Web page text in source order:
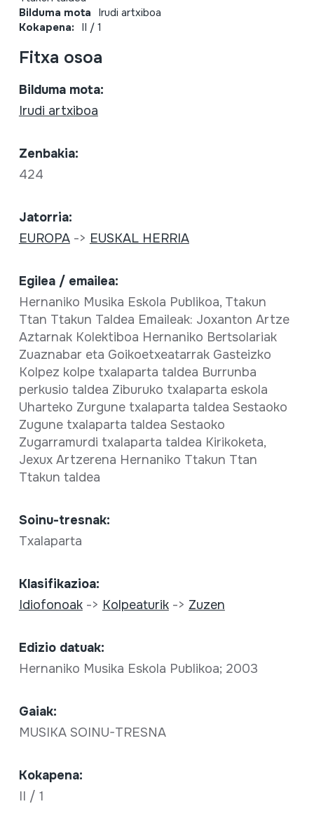
Bilduma mota Irudi artxiboa
Kokapena: II / 1
Fitxa osoa
Bilduma mota:
Irudi artxiboa
Zenbakia:
424
Jatorria:
EUROPA-> EUSKAL HERRIA
Egilea / emailea:
Hernaniko Musika Eskola Publikoa, Ttakun
Ttan Ttakun Taldea Emaileak: Joxanton Artze
Aztarnak Kolektiboa Hernaniko Bertsolariak
Zuaznabar eta Goikoetxeatarrak Gasteizko
Kolpez kolpe txalaparta taldea Burrunba
perkusio taldea Ziburuko txalaparta eskola
Uharteko Zurgune txalaparta taldea Sestaoko
Zugune txalaparta taldea Sestaoko
Zugarramurdi txalaparta taldea Kirikoketa,
Jexux Artzerena Hernaniko Ttakun Ttan
Ttakun taldea
Soinu-tresnak:
Txalaparta
Klasifikazioa:
Idiofonoak-> Kolpeaturik-> Zuzen
Edizio datuak:
Hernaniko Musika Eskola Publikoa; 2003
Gaiak:
MUSIKA SOINU-TRESNA
Kokapena:
II / 1